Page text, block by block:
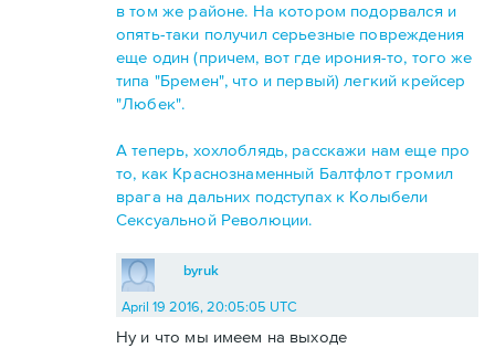
в том же районе. На котором подорвался и
опять-таки получил серьезные повреждения
еще один (причем, вот где ирония-то, того же
типа "Бремен", что и первый) легкий крейсер
"Любек".
А теперь, хохлоблядь, расскажи нам еще про
то, как Краснознаменный Балтфлот громил
врага на дальних подступах к Колыбели
Сексуальной Революции.
byruk
April 19 2016, 20:05:05 UTC
Ну и что мы имеем на выходе